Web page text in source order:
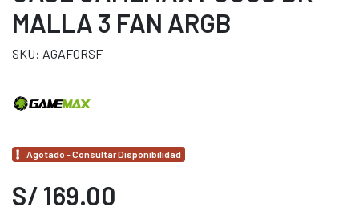
MALLA 3 FAN ARGB
SKU: AGAFORSF
Agotado - Consultar Disponibilidad
S/ 169.00